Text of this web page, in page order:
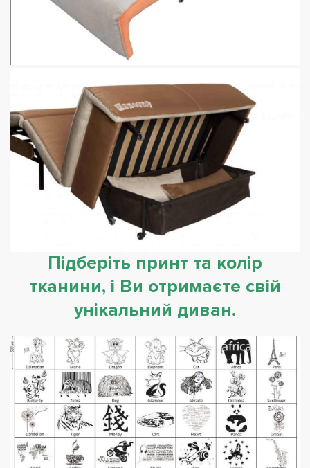
Підберіть принт та колір
тканини, і Ви отримаєте свій
унікальний диван.